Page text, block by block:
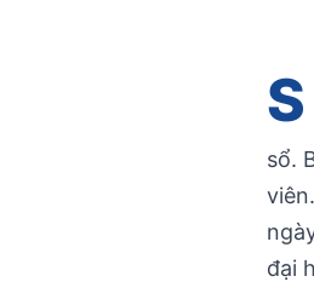
S
sổ.
đại